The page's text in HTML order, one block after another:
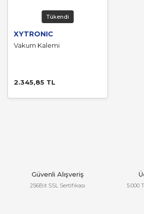
Tükendi
XYTRONIC
Vakum Kalemi
2.345,85 TL
Güvenli Alışveriş
256Bit SSL Sertifikası 5.000